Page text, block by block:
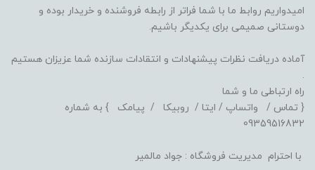
امیدواریم روابط ما با شما فراتر از رابطه فروشنده و خریدار بوده و
دوستانی صمیمی برای یکدیگر باشیم.
آماده دریافت نظرات پیشنهادات و انتقادات سازنده شما عزیزان هستیم
.
راه ارتباطی ما و شما
{ تماس / واتساپ / ایتا / روبیکا / پیامک } به شماره
09359516832
با احترام مدیریت فروشگاه : جواد مالمیر